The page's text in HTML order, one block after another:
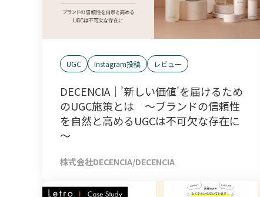
UGC Instagram投稿 レビュー
DECENCIA｜'新しい価値'を届けるため
のUGC施策とは ～ブランドの信頼性
を自然と高めるUGCは不可欠な存在に
～
株式会社DECENCIA/DECENCIA